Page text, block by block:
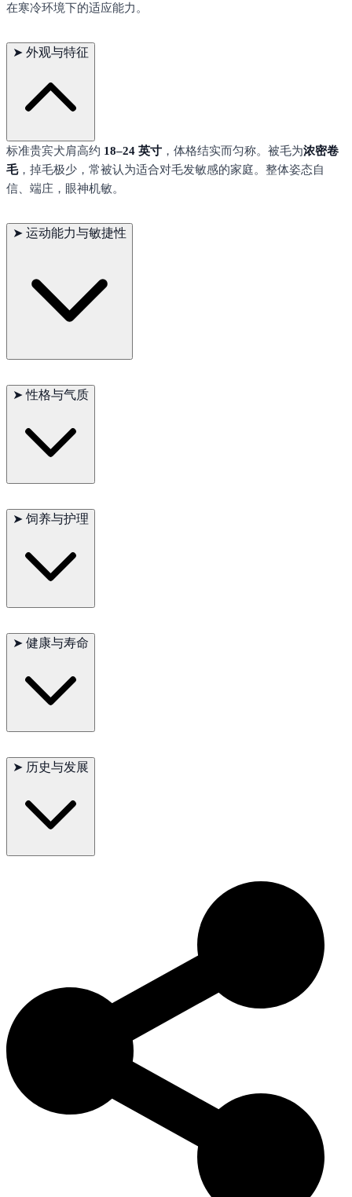
在寒冷环境下的适应能力。
➤ 外观与特征
标准贵宾犬肩高约 18–24 英寸 ，体格结实而匀称。被毛为浓密卷
毛，掉毛极少，常被认为适合对毛发敏感的家庭。整体姿态自
信、端庄，眼神机敏。
➤ 运动能力与敏捷性
捷、服从、飞盘、水上运动等项目中表现突出。
➤ 性格与气质
好社会化后，通常能与儿童、其他宠物及陌生人友好相处。
➤ 饲养与护理
高，应定期梳理并进行专业修剪，以防打结和皮肤问题。
➤ 健康与寿命
次要问题：耳部感染、皮肤过敏
建议检查：髋关节、胃部、甲状腺
平均寿命：12–15 年
➤ 历史与发展
系统化培育。如今，它们不仅是出色的伴侣犬，也广泛活跃于